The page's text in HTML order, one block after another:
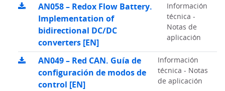
AN058 – Redox Flow Battery.
Implementation of
bidirectional DC/DC
converters [EN]
Información
técnica -
Notas de
aplicación
AN049 – Red CAN. Guía de
configuración de modos de
control [EN]
Información
técnica - Notas
de aplicación